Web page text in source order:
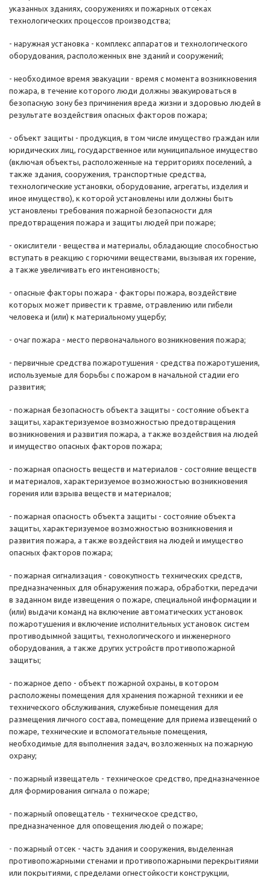
указанных зданиях, сооружениях и пожарных отсеках
технологических процессов производства;
- наружная установка - комплекс аппаратов и технологического
оборудования, расположенных вне зданий и сооружений;
- необходимое время эвакуации - время с момента возникновения
пожара, в течение которого люди должны эвакуироваться в
безопасную зону без причинения вреда жизни и здоровью людей в
результате воздействия опасных факторов пожара;
- объект защиты - продукция, в том числе имущество граждан или
юридических лиц, государственное или муниципальное имущество
(включая объекты, расположенные на территориях поселений, а
также здания, сооружения, транспортные средства,
технологические установки, оборудование, агрегаты, изделия и
иное имущество), к которой установлены или должны быть
установлены требования пожарной безопасности для
предотвращения пожара и защиты людей при пожаре;
- окислители - вещества и материалы, обладающие способностью
вступать в реакцию с горючими веществами, вызывая их горение,
а также увеличивать его интенсивность;
- опасные факторы пожара - факторы пожара, воздействие
которых может привести к травме, отравлению или гибели
человека и (или) к материальному ущербу;
- очаг пожара - место первоначального возникновения пожара;
- первичные средства пожаротушения - средства пожаротушения,
используемые для борьбы с пожаром в начальной стадии его
развития;
- пожарная безопасность объекта защиты - состояние объекта
защиты, характеризуемое возможностью предотвращения
возникновения и развития пожара, а также воздействия на людей
и имущество опасных факторов пожара;
- пожарная опасность веществ и материалов - состояние веществ
и материалов, характеризуемое возможностью возникновения
горения или взрыва веществ и материалов;
- пожарная опасность объекта защиты - состояние объекта
защиты, характеризуемое возможностью возникновения и
развития пожара, а также воздействия на людей и имущество
опасных факторов пожара;
- пожарная сигнализация - совокупность технических средств,
предназначенных для обнаружения пожара, обработки, передачи
в заданном виде извещения о пожаре, специальной информации и
(или) выдачи команд на включение автоматических установок
пожаротушения и включение исполнительных установок систем
противодымной защиты, технологического и инженерного
оборудования, а также других устройств противопожарной
защиты;
- пожарное депо - объект пожарной охраны, в котором
расположены помещения для хранения пожарной техники и ее
технического обслуживания, служебные помещения для
размещения личного состава, помещение для приема извещений о
пожаре, технические и вспомогательные помещения,
необходимые для выполнения задач, возложенных на пожарную
охрану;
- пожарный извещатель - техническое средство, предназначенное
для формирования сигнала о пожаре;
- пожарный оповещатель - техническое средство,
предназначенное для оповещения людей о пожаре;
- пожарный отсек - часть здания и сооружения, выделенная
противопожарными стенами и противопожарными перекрытиями
или покрытиями, с пределами огнестойкости конструкции,